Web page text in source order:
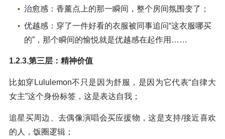
治愈感：香薰点上的那一瞬间，整个房间氛围变了；
优越感：穿了一件好看的衣服被同事追问“这衣服哪买
的”，那个瞬间的愉悦就是优越感在起作用……
1.2.3.第三层：精神价值
比如穿Lululemon不只是因为舒服，是因为它代表“自律大
女主”这个身份标签，这是表达自我；
追星买周边、去偶像演唱会买应援物，这是支持/接近喜欢
的人，饭圈逻辑；